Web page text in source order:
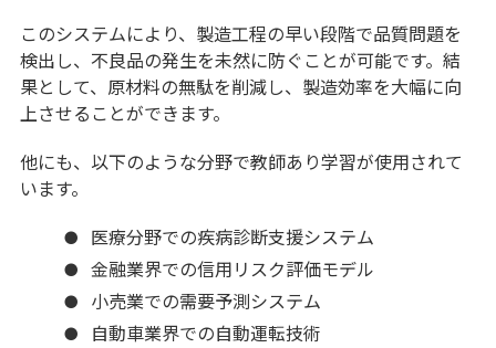
このシステムにより、製造工程の早い段階で品質問題を
検出し、不良品の発生を未然に防ぐことが可能です。結
果として、原材料の無駄を削減し、製造効率を大幅に向
上させることができます。
他にも、以下のような分野で教師あり学習が使用されて
います。
医療分野での疾病診断支援システム
金融業界での信用リスク評価モデル
小売業での需要予測システム
自動車業界での自動運転技術